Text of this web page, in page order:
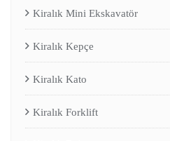
Kiralık Mini Ekskavatör
Kiralık Kepçe
Kiralık Kato
Kiralık Forklift